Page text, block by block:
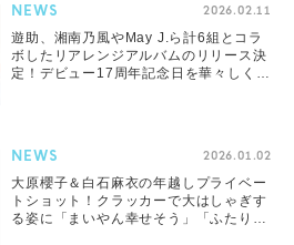
NEWS 2026.02.11
遊助、湘南乃風やMay J.ら計6組とコラ
ボしたリアレンジアルバムのリリース決
定！デビュー17周年記念日を華々しく飾
NEWS 2026.01.02
大原櫻子＆白石麻衣の年越しプライベー
トショット！クラッカーで大はしゃぎす
る姿に「まいやん幸せそう」「ふたりと